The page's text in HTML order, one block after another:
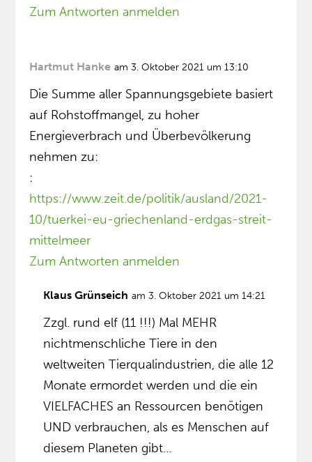
Zum Antworten anmelden
Hartmut Hanke am 3. Oktober 2021 um 13:10
Die Summe aller Spannungsgebiete basiert
auf Rohstoffmangel, zu hoher
Energieverbrach und Überbevölkerung
nehmen zu:
:
https://www.zeit.de/politik/ausland/2021-
10/tuerkei-eu-griechenland-erdgas-streit-
mittelmeer
Zum Antworten anmelden
Klaus Grünseich am 3. Oktober 2021 um 14:21
Zzgl. rund elf (11 !!!) Mal MEHR
nichtmenschliche Tiere in den
weltweiten Tierqualindustrien, die alle 12
Monate ermordet werden und die ein
VIELFACHES an Ressourcen benötigen
UND verbrauchen, als es Menschen auf
diesem Planeten gibt…